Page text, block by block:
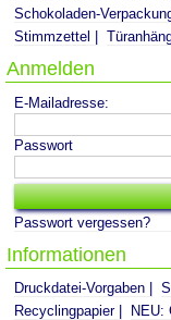
Schokoladen-
Stimmzettel
Anmelden
E-Mailadresse:
Passwort
Passwort vergessen?
Informationen
Druckdatei-Vorgaben
Recyclingpapier
NEU: